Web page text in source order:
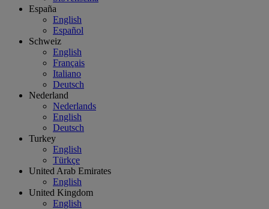
España
English
Español
Schweiz
English
Français
Italiano
Deutsch
Nederland
Nederlands
English
Deutsch
Turkey
English
Türkçe
United Arab Emirates
English
United Kingdom
English